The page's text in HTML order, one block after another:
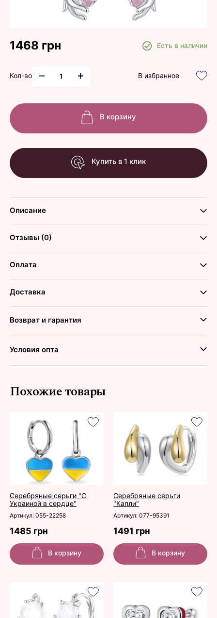
1468 грн Есть в наличии
Кол-во В избранное
В корзину
Купить в 1 клик
Описание
Отзывы (0)
Оплата
Доставка
Возврат и гарантия
Условия опта
Похожие товары
Серебряные серьги "С
Украиной в сердце"
Серебряные серьги
"Капли"
Артикул: 055-22258 Артикул: 077-95391
1485 грн 1491 грн
В корзину В корзину